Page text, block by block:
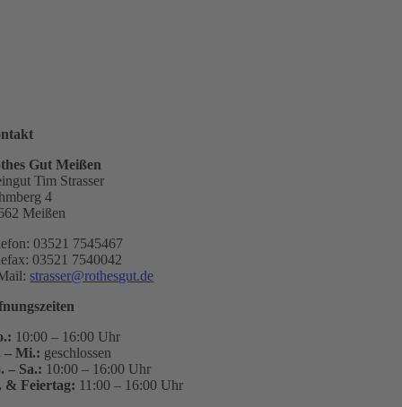
Gut Meißen
Tim Strasser
4
Meißen
03521 7545467
03521 7540042
strasser@rothesgut.de
10:00 – 16:00 Uhr
– Mi.: geschlossen
– Sa.: 10:00 – 16:00 Uhr
& Feiertag: 11:00 – 16:00 Uhr